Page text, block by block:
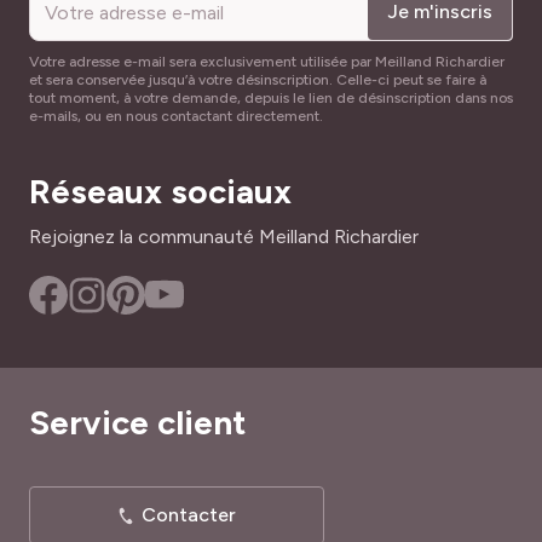
Je m'inscris
Votre adresse e-mail sera exclusivement utilisée par Meilland Richardier
et sera conservée jusqu’à votre désinscription. Celle-ci peut se faire à
tout moment, à votre demande, depuis le lien de désinscription dans nos
e-mails, ou en nous contactant directement.
Réseaux sociaux
Rejoignez la communauté Meilland Richardier
Service client
Contacter